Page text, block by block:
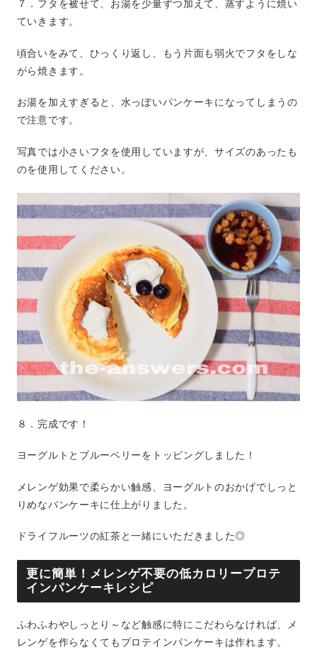
７．フタを被せて、お湯を少量ずつ加えて、蒸すように焼い
ていきます。
頃合いをみて、ひっくり返し、もう片面も弱火でフタをしな
がら焼きます。
お湯を加えすぎると、水っぽいパンケーキになってしまうの
で注意です。
写真では小さいフタを使用していますが、サイズのあったも
のを使用してください。
８．完成です！
ヨーグルトとブルーベリーをトッピングしました！
メレンゲ効果で柔らかい触感、ヨーグルトのおかげでしっと
りめなパンケーキに仕上がりました。
ドライフルーツの紅茶と一緒にいただきました◎
更に簡単！メレンゲ不要の低カロリープロテ
インパンケーキレシピ
ふわふわやしっとり～など触感に特にこだわらなければ、メ
レンゲを作らなくてもプロテインパンケーキは作れます。